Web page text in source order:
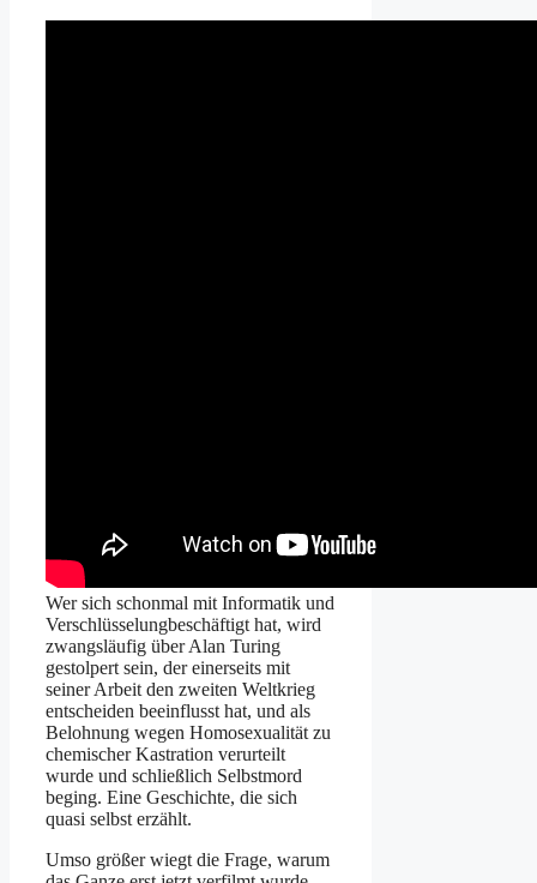
Wer sich schonmal mit Informatik und
Verschlüsselungbeschäftigt hat, wird
zwangsläufig über Alan Turing
gestolpert sein, der einerseits mit
seiner Arbeit den zweiten Weltkrieg
entscheiden beeinflusst hat, und als
Belohnung wegen Homosexualität zu
chemischer Kastration verurteilt
wurde und schließlich Selbstmord
beging. Eine Geschichte, die sich
quasi selbst erzählt.
Umso größer wiegt die Frage, warum